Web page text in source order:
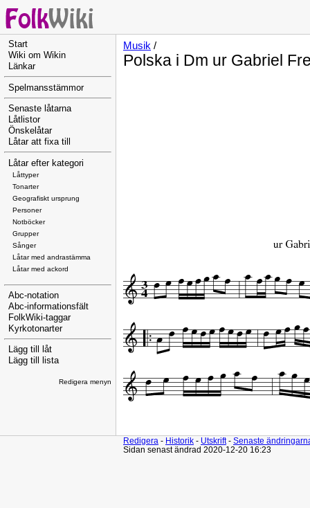
Start
Wiki om Wikin
Länkar
Spelmansstämmor
Senaste låtarna
Låtlistor
Önskelåtar
Låtar att fixa till
Låtar efter kategori
Låttyper
Tonarter
Geografiskt ursprung
Personer
Notböcker
Grupper
Sånger
Låtar med andrastämma
Låtar med ackord
Abc-notation
Abc-informationsfält
FolkWiki-taggar
Kyrkotonarter
Lägg till låt
Lägg till lista
Redigera menyn
Musik /
Polska i Dm ur Gabriel
Redigera - Historik - Utskrift- Senaste
Sidan senast ändrad 2020-12-20 16:23